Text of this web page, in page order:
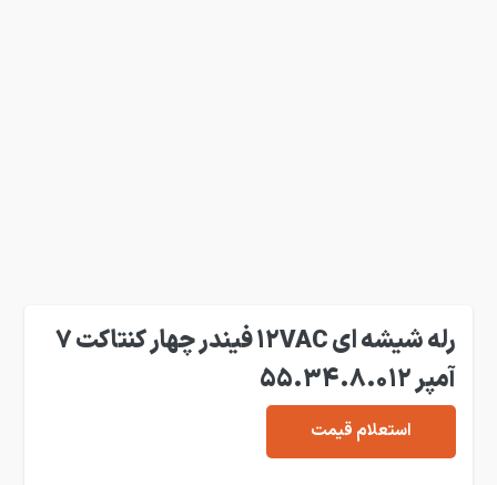
رله شیشه ای 12VAC فیندر چهار کنتاکت 7
آمپر 55.34.8.012
استعلام قیمت